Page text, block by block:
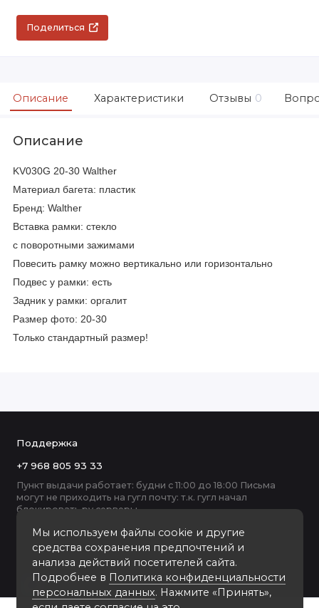
Поделиться
Описание Характеристики Отзывы 0
Описание
KV030G 20-30 Walther
Материал багета: пластик
Бренд: Walther
Вставка рамки: стекло
с поворотными зажимами
Повесить рамку можно вертикально или горизонтально
Подвес у рамки: есть
Задник у рамки: оргалит
Размер фото: 20-30
Только стандартный размер!
Мы используем файлы cookie и другие
средства сохранения предпочтений и
анализа действий посетителей сайта.
Подробнее в Политика конфиденциальности
персональных данных. Нажмите «Принять»,
Поддержка
+7 968 805 93 33
Пункт выдачи работает: будни с 11:00 до 18:00 Письма
могут не приходить на гугл почту: т.к. гугл начал
блокировать ру серверы